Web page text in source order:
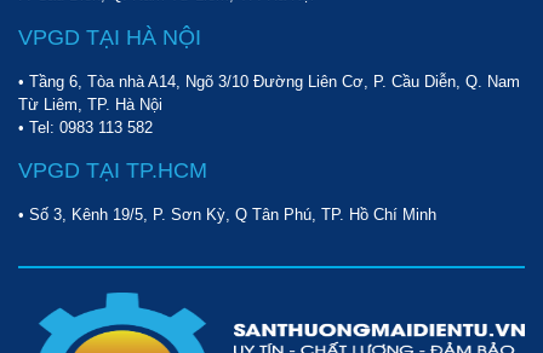
Người dùng có thể nắm được áp suất trong bình hút để thực hiện
xả bớt hơi khí nén ra ngoài. Nhờ đó mà hiện tượng nổi bình hút
dầu do áp suất khí nén quá cao là hoàn toàn không xảy ra, quá
trình làm việc an toàn tuyệt đối.
2197
Máy hút dầu thải HC-2197 được sử dụng phổ biến trong các
thừa trong động cơ. Để quá trình làm việc hiệu quả tối ưu, bạn
cần nắm vững một số lưu ý dưới đây:
Nhiệt độ để làm việc với model HC-2197 nói riêng và các
VPGD TẠI HÀ NỘI
• Tầng 6, Tòa nhà A14, Ngõ 3/10 Đường Liên Cơ, P. Cầu Diễn, Q. Nam
Từ Liêm, TP. Hà Nội
• Tel: 0983 113 582
VPGD TẠI TP.HCM
• Số 3, Kênh 19/5, P. Sơn Kỳ, Q Tân Phú, TP. Hồ Chí Minh